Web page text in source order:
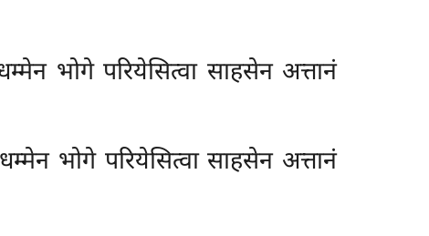
भोगे परियेसित्वा साहसेन अत्तानं
भोगे परियेसित्वा साहसेन अत्तानं